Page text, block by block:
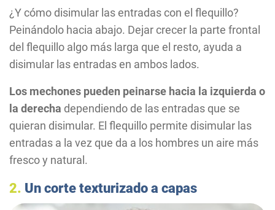
¿Y cómo disimular las entradas con el flequillo?
Peinándolo hacia abajo. Dejar crecer la parte frontal
del flequillo algo más larga que el resto, ayuda a
disimular las entradas en ambos lados.
Los mechones pueden peinarse hacia la izquierda o
la derecha dependiendo de las entradas que se
quieran disimular. El flequillo permite disimular las
entradas a la vez que da a los hombres un aire más
fresco y natural.
2. Un corte texturizado a capas